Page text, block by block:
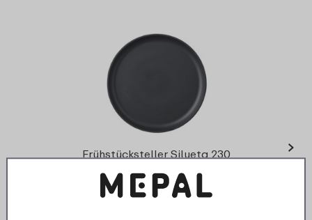
Frühstücksteller Silueta 230
mm - Nordic black
›